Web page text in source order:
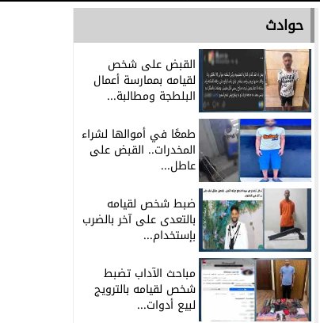
حوادث
القبض على شخص
لقيامه بممارسة أعمال
البلطجة ومطالبة...
طمعًا في أموالها لشراء
المخدرات.. القبض على
عاطل...
ضبط شخص لقيامه
بالتعدى على آخر بالضرب
بإستخدام...
مباحث الآداب تضبط
شخص لقيامه بالترويج
لبيع أدوات...